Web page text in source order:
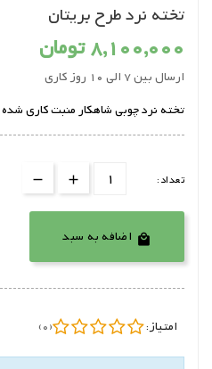
تخته نرد طرح بریتان
8,100,000 تومان
ارسال بین 7 الی 10 روز کاری
تخته نرد چوبی شاهکار منبت کاری شده
تعداد:
 اضافه به سبد
امتیاز: (0)